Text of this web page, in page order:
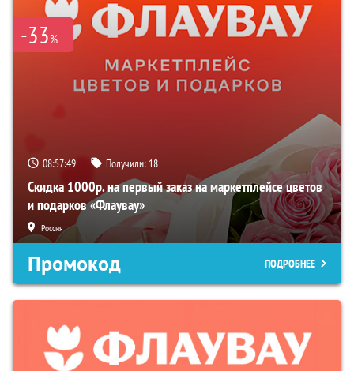
-33%
08:57:48 Получили: 18
Скидка 1000р. на первый заказ на маркетплейсе цветов
и подарков «Флаувау»
Россия
Промокод ПОДРОБНЕЕ